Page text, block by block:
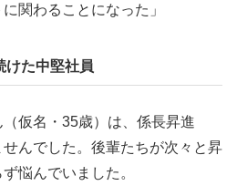
関わることになった」
けた中堅社員
仮名・35歳）は、係長昇進
んでした。後輩たちが次々と昇
悩んでいました。